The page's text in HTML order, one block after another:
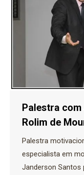
Palestra
Rolim de
Palestra
especialista em
Janderson Santos